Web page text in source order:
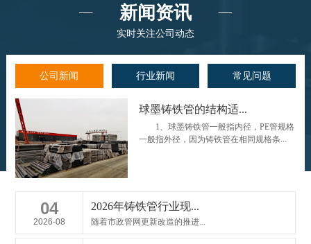
新闻资讯
实时关注公司动态
公司新闻 行业新闻 常见问题
球墨铸铁管的结构适...
1、球墨铸铁管一般指内径，PE管规格
一般指外径，因为铸铁管在相同规格条...
04
2026-08
2026年铸铁管行业现...
随着市政管网更新改造的推进...